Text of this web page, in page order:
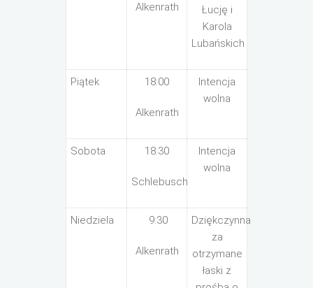
Alkenrath
Łucję i
Karola
Lubańskich
Piątek 18:00
Alkenrath
Intencja
wolna
Sobota 18:30
Schlebusch
Intencja
wolna
Niedziela 9:30
Alkenrath
Dziękczynna
za
otrzymane
łaski z